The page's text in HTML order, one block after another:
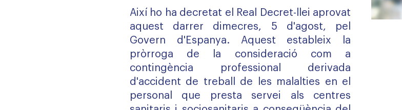
Així ho ha decretat el Real Decret-llei aprovat
aquest darrer dimecres, 5 d'agost, pel
Govern d'Espanya. Aquest estableix la
pròrroga de la consideració com a
contingència professional derivada
d'accident de treball de les malalties en el
personal que presta servei als centres